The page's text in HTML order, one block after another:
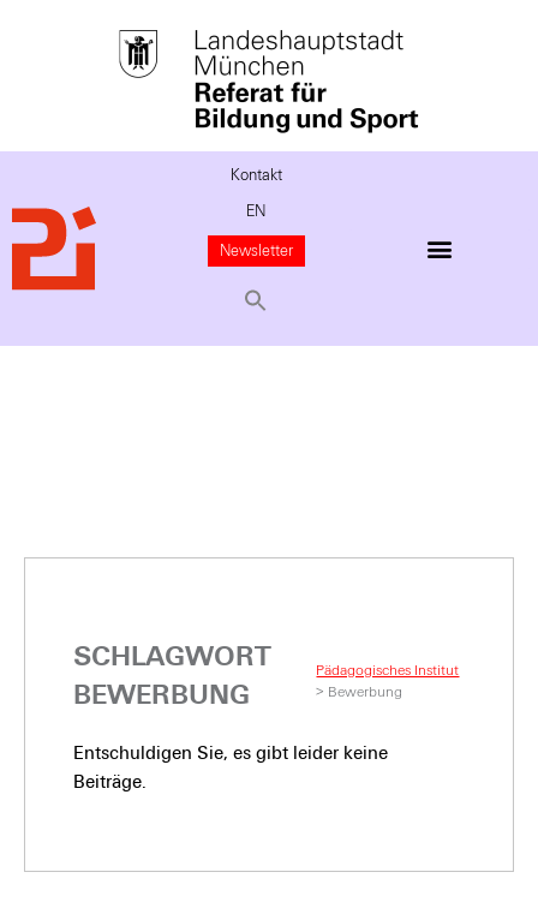
Kontakt
EN
Newsletter
SCHLAGWORT
BEWERBUNG
Pädagogisches Institut
> Bewerbung
Entschuldigen Sie, es gibt leider keine
Beiträge.